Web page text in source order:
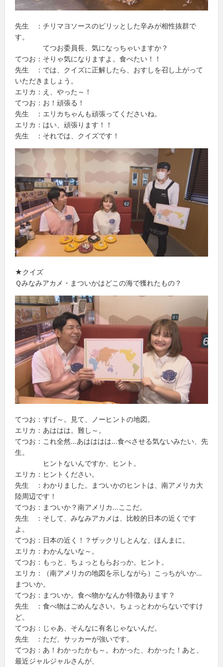
先生 ：チリマヨソースのピリッとした辛みが相性抜群で
す。
てつお委員長、気になっちゃいますか？
てつお：そりゃ気になりますよ。食べたい！！
先生 ：では、クイズに正解したら、おすしを召し上がって
いただきましょう。
エリカ：え、やった～！
てつお：お！頑張る！
先生 ：エリカちゃんも頑張ってくださいね。
エリカ：はい、頑張ります！！
先生 ：それでは、クイズです！
★クイズ
Ｑみなみアカメ・まついかはどこの海で獲れたもの？
てつお：すげ～。見て、ノーヒントの地図。
エリカ：あははは。難し～。
てつお：これ全然…あはははは…食べさせる気ないみたい、先
生。
ヒントないんですか、ヒント。
エリカ：ヒントください。
先生 ：わかりました。まついかのヒントは、南アメリカ大
陸周辺です！
てつお：まついか？南アメリカ…ここだ。
先生 ：そして、みなみアカメは、比較的日本の近くです
よ。
てつお：日本の近く！？ザックリしとんな、ほんまに。
エリカ：わかんないな～。
てつお：もっと、ちょっともらおっか。ヒント。
エリカ：（南アメリカの地図を示しながら）こっちがいか…
まついか。
てつお：まついか。食べ物かなんか特徴あります？
先生 ：食べ物はごめんなさい。ちょっとわからないですけ
ど。
てつお：じゃあ、そんなに有名じゃないんだ。
先生 ：ただ、サッカーが強いです。
てつお：あ！わかったかも～。わかった、わかった！あと、
最近ジャルジャルさんが、